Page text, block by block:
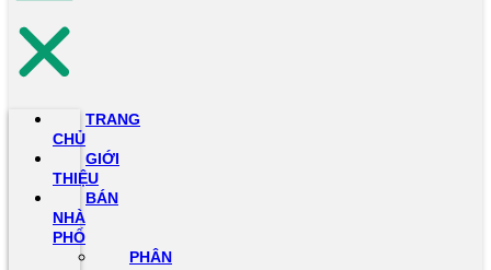
TRANG
CHỦ
GIỚI
THIỆU
BÁN
NHÀ
PHỐ
PHÂN